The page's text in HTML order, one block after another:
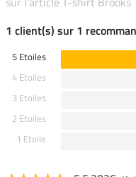
1 client(s) sur 1
5 Etoiles
4 Etoiles
3 Etoiles
2 Etoiles
1 Etoile